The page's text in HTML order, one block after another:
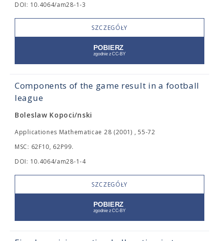
DOI: 10.4064/am28-1-3
SZCZEGÓŁY
Components of the game result in a football
league
Boleslaw Kopoci/nski
Applicationes Mathematicae 28 (2001) , 55-72
MSC: 62F10, 62P99.
DOI: 10.4064/am28-1-4
SZCZEGÓŁY